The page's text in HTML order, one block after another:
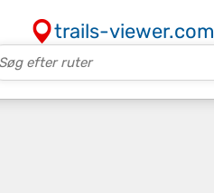
trails-viewer.com